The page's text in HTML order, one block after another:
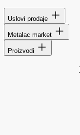
Uslovi prodaje
Metalac market
Proizvodi